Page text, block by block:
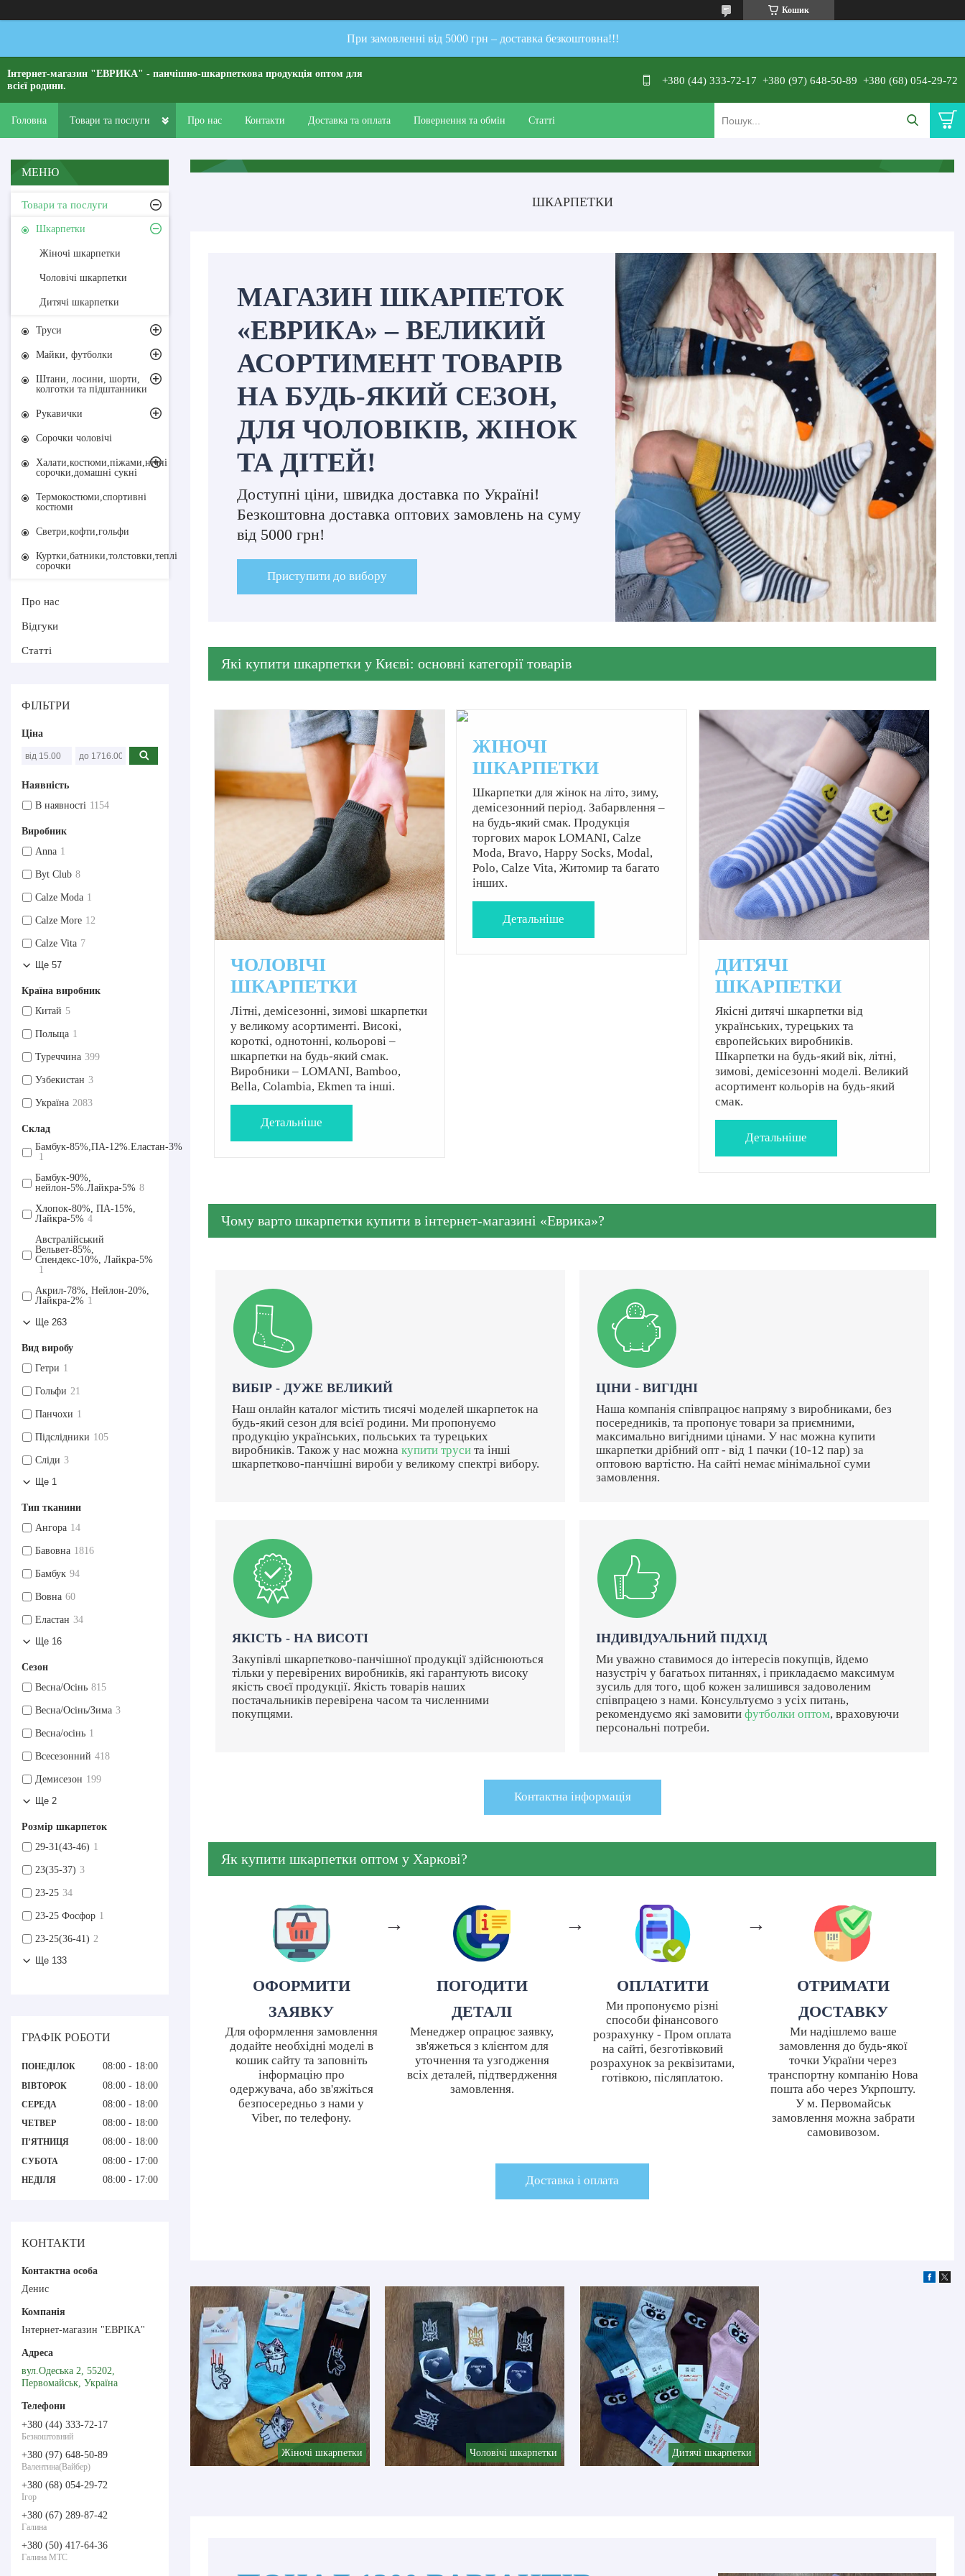
Кошик
При замовленні від 5000 грн – доставка безкоштовна!!!
Інтернет-магазин "ЕВРИКА" - панчішно-шкарпеткова продукція оптом для
всієї родини.
+380 (44) 333-72-17 +380 (97) 648-50-89 +380 (68) 054-29-72
Головна Товари та послуги Про нас Контакти Доставка та оплата Повернення та обмін Статті
ШКАРПЕТКИ
МАГАЗИН ШКАРПЕТОК
«ЕВРИКА» – ВЕЛИКИЙ
АСОРТИМЕНТ ТОВАРІВ
НА БУДЬ-ЯКИЙ СЕЗОН,
ДЛЯ ЧОЛОВІКІВ, ЖІНОК
ТА ДІТЕЙ!
Доступні ціни, швидка доставка по Україні!
Безкоштовна доставка оптових замовлень на суму
від 5000 грн!
Приступити до вибору
Які купити шкарпетки у Києві: основні категорії товарів
ЧОЛОВІЧІ
ШКАРПЕТКИ
Літні, демісезонні, зимові шкарпетки
у великому асортименті. Високі,
короткі, однотонні, кольорові –
шкарпетки на будь-який смак.
Виробники – LOMANI, Bamboo,
Bella, Colambia, Ekmen та інші.
Детальнiше
ЖІНОЧІ
ШКАРПЕТКИ
Шкарпетки для жінок на літо, зиму,
демісезонний період. Забарвлення –
на будь-який смак. Продукція
торгових марок LOMANI, Calze
Moda, Bravo, Happy Socks, Modal,
Polo, Calze Vita, Житомир та багато
інших.
Детальнiше
ДИТЯЧІ
ШКАРПЕТКИ
Якісні дитячі шкарпетки від
українських, турецьких та
європейських виробників.
Шкарпетки на будь-який вік, літні,
зимові, демісезонні моделі. Великий
асортимент кольорів на будь-який
смак.
Детальнiше
Чому варто шкарпетки купити в інтернет-магазині «Еврика»?
ВИБІР - ДУЖЕ ВЕЛИКИЙ
Наш онлайн каталог містить тисячі моделей шкарпеток на
будь-який сезон для всієї родини. Ми пропонуємо
продукцію українських, польських та турецьких
виробників. Також у нас можна купити труси та інші
шкарпетково-панчішні вироби у великому спектрі вибору.
ЦІНИ - ВИГІДНІ
Наша компанія співпрацює напряму з виробниками, без
посередників, та пропонує товари за приємними,
максимально вигідними цінами. У нас можна купити
шкарпетки дрібний опт - від 1 пачки (10-12 пар) за
оптовою вартістю. На сайті немає мінімальної суми
замовлення.
ЯКІСТЬ - НА ВИСОТІ
Закупівлі шкарпетково-панчішної продукції здійснюються
тільки у перевірених виробників, які гарантують високу
якість своєї продукції. Якість товарів наших
постачальників перевірена часом та численними
покупцями.
ІНДИВІДУАЛЬНИЙ ПІДХІД
Ми уважно ставимося до інтересів покупців, йдемо
назустріч у багатьох питаннях, і прикладаємо максимум
зусиль для того, щоб кожен залишився задоволеним
співпрацею з нами. Консультуємо з усіх питань,
рекомендуємо які замовити футболки оптом, враховуючи
персональні потреби.
Контактна iнформацiя
Як купити шкарпетки оптом у Харкові?
ОФОРМИТИ
ЗАЯВКУ
Для оформлення замовлення
додайте необхідні моделі в
кошик сайту та заповніть
інформацію про
одержувача, або зв'яжіться
безпосередньо з нами у
Viber, по телефону.
→
ПОГОДИТИ
ДЕТАЛІ
Менеджер опрацює заявку,
зв'яжеться з клієнтом для
уточнення та узгодження
всіх деталей, підтвердження
замовлення.
→
ОПЛАТИТИ
Ми пропонуємо різні
способи фінансового
розрахунку - Пром оплата
на сайті, безготівковий
розрахунок за реквізитами,
готівкою, післяплатою.
→
ОТРИМАТИ
ДОСТАВКУ
Ми надішлемо ваше
замовлення до будь-якої
точки України через
транспортну компанію Нова
пошта або через Укрпошту.
У м. Первомайськ
замовлення можна забрати
самовивозом.
Доставка i оплата
Жіночі шкарпетки Чоловічі шкарпетки Дитячі шкарпетки
Товари та послуги
Шкарпетки
Жіночі шкарпетки
Чоловічі шкарпетки
Дитячі шкарпетки
Труси
Майки, футболки
Штани, лосини, шорти,
колготки та підштанники
Рукавички
Сорочки чоловічі
Халати,костюми,піжами,нічні
сорочки,домашні сукні
Термокостюми,спортивні
костюми
Светри,кофти,гольфи
Куртки,батники,толстовки,теплі
сорочки
Про нас
Відгуки
Статті
ФІЛЬТРИ
Ціна
Наявність
В наявності 1154
Виробник
Anna 1
Byt Club 8
Calze Moda 1
Calze More 12
Calze Vita 7
Ще 57
Країна виробник
Китай 5
Польща 1
Туреччина 399
Узбекистан 3
Україна 2083
Склад
Бамбук-85%,ПА-12%.Еластан-3%
1
Бамбук-90%,
нейлон-5%.Лайкра-5% 8
Хлопок-80%, ПА-15%,
Лайкра-5% 4
Австралійський
Вельвет-85%,
Спендекс-10%, Лайкра-5%
1
Акрил-78%, Нейлон-20%,
Лайкра-2% 1
Ще 263
Вид виробу
Гетри 1
Гольфи 21
Панчохи 1
Підслідники 105
Сліди 3
Ще 1
Тип тканини
Ангора 14
Бавовна 1816
Бамбук 94
Вовна 60
Еластан 34
Ще 16
Сезон
Весна/Осінь 815
Весна/Осінь/Зима 3
Весна/осінь 1
Всесезонний 418
Демисезон 199
Ще 2
Розмір шкарпеток
29-31(43-46) 1
23(35-37) 3
23-25 34
23-25 Фосфор 1
23-25(36-41) 2
Ще 133
ГРАФІК РОБОТИ
ПОНЕДІЛОК 08:00 18:00
ВІВТОРОК 08:00 18:00
СЕРЕДА 08:00 18:00
ЧЕТВЕР 08:00 18:00
ПʼЯТНИЦЯ 08:00 18:00
СУБОТА 08:00 17:00
НЕДІЛЯ 08:00 17:00
КОНТАКТИ
Денис
Інтернет-магазин "ЕВРІКА"
вул.Одеська 2, 55202,
Первомайськ, Україна
+380 (44) 333-72-17
Безкоштовний
+380 (97) 648-50-89
Валентина(Вайбер)
+380 (68) 054-29-72
Ігор
+380 (67) 289-87-42
Галина
+380 (50) 417-64-36
Галина МТС